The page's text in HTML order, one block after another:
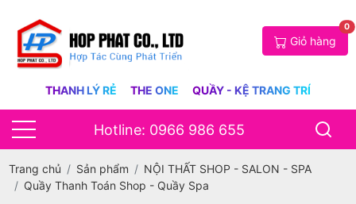
Giỏ hàng
0
THANH LÝ RẺ THE ONE QUẦY - KỆ TRANG TRÍ
Hotline: 0966 986 655
Trang chủ Sản phẩm
NỘI THẤT SHOP - SALON - SPA
Quầy Thanh Toán Shop - Quầy Spa